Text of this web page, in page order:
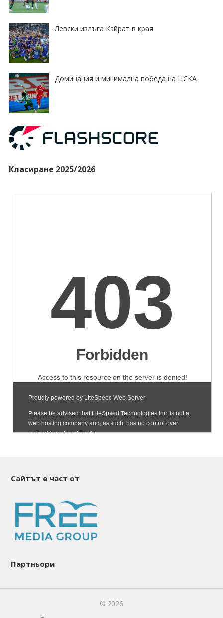
Левски излъга Кайрат в края
Доминация и минимална победа на ЦСКА
Класиране 2025/2026
Сайтът е част от
Партньори
© 2026